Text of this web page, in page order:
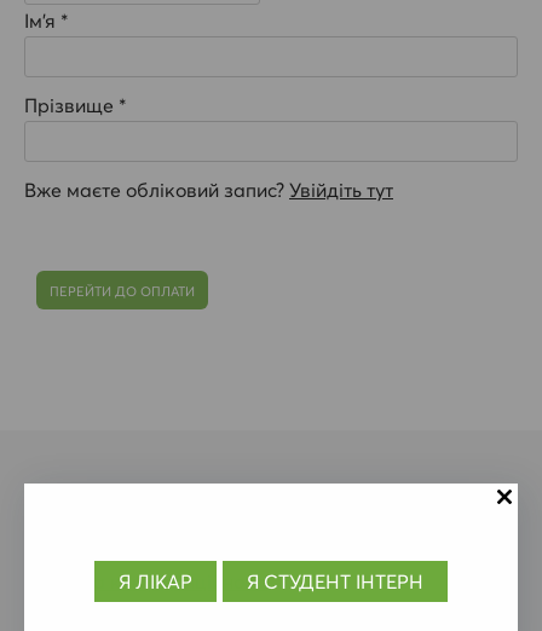
Ім’я *
Прізвище *
Вже маєте обліковий запис? Увійдіть тут
Політика конфіденційності
Я ЛІКАР Я СТУДЕНТ ІНТЕРН